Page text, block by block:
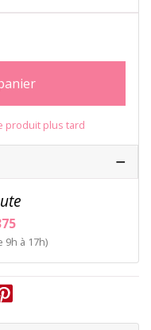
produit plus tard
9h à 17h)